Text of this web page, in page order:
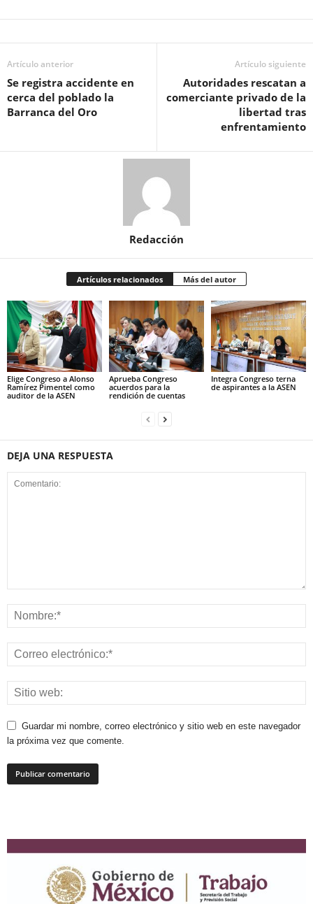
Artículo anterior
Se registra accidente en
cerca del poblado la
Barranca del Oro
Artículo siguiente
Autoridades rescatan a
comerciante privado de la
libertad tras
enfrentamiento
Redacción
Artículos relacionados Más del autor
Elige Congreso a Alonso
Ramírez Pimentel como
auditor de la ASEN
Aprueba Congreso
acuerdos para la
rendición de cuentas
Integra Congreso terna
de aspirantes a la ASEN
DEJA UNA RESPUESTA
Guardar mi nombre, correo electrónico y sitio web en este navegador
la próxima vez que comente.